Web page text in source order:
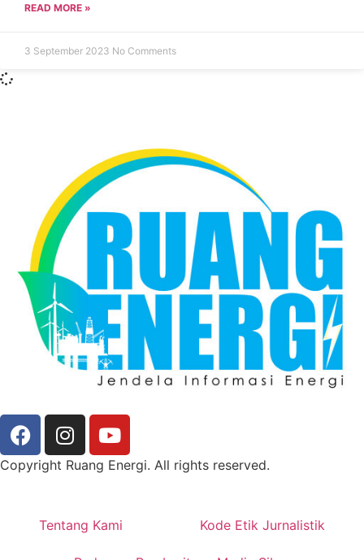
READ MORE »
3 September 2023 No Comments
Copyright Ruang Energi. All rights reserved.
Tentang Kami Kode Etik Jurnalistik